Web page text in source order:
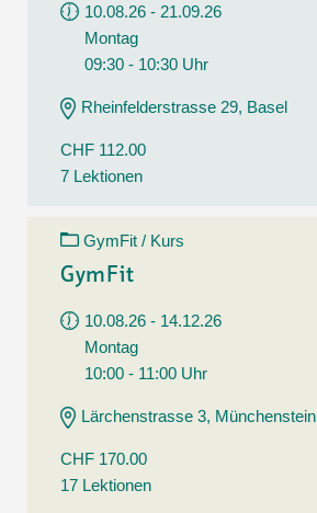
10.08.26 - 21.09.26
Montag
09:30 - 10:30 Uhr
Rheinfelderstrasse 29, Basel
CHF 112.00
7 Lektionen
GymFit / Kurs
GymFit
10.08.26 - 14.12.26
Montag
10:00 - 11:00 Uhr
Lärchenstrasse 3, Münchenstein
CHF 170.00
17 Lektionen